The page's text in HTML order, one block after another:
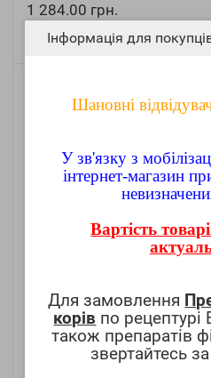
Інформація для
Шановні
У зв'язку з
інтернет-магазин
Вартість
Для замовлення
корів по
також препаратів
звертайтесь
1 284.00 грн.
+
Пурісан Вет 20+, капсули
210.00 грн.